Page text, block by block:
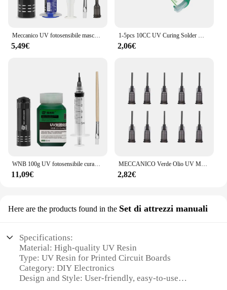
5,49€ 2,06€
WNB 100g UV fotosensibile curabile maschera per saldatura inchiostro prevenire arco corrosivo BGA PCB SMD circuito riparazione saldatura vernice olio
11,09€
MECCANICO Verde Olio UV Maschera di Saldatura PCB BGA Vernice Prevenire La Corrosione Arcing Pasta di Saldatura Flux Ink
2,82€
Here are the products found in the Set di attrezzi manuali
Specifications:
Material: High-quality UV Resin
Type: UV Resin for Printed Circuit Boards
Category: DIY Electronics
Design and Style: User-friendly, easy-to-use